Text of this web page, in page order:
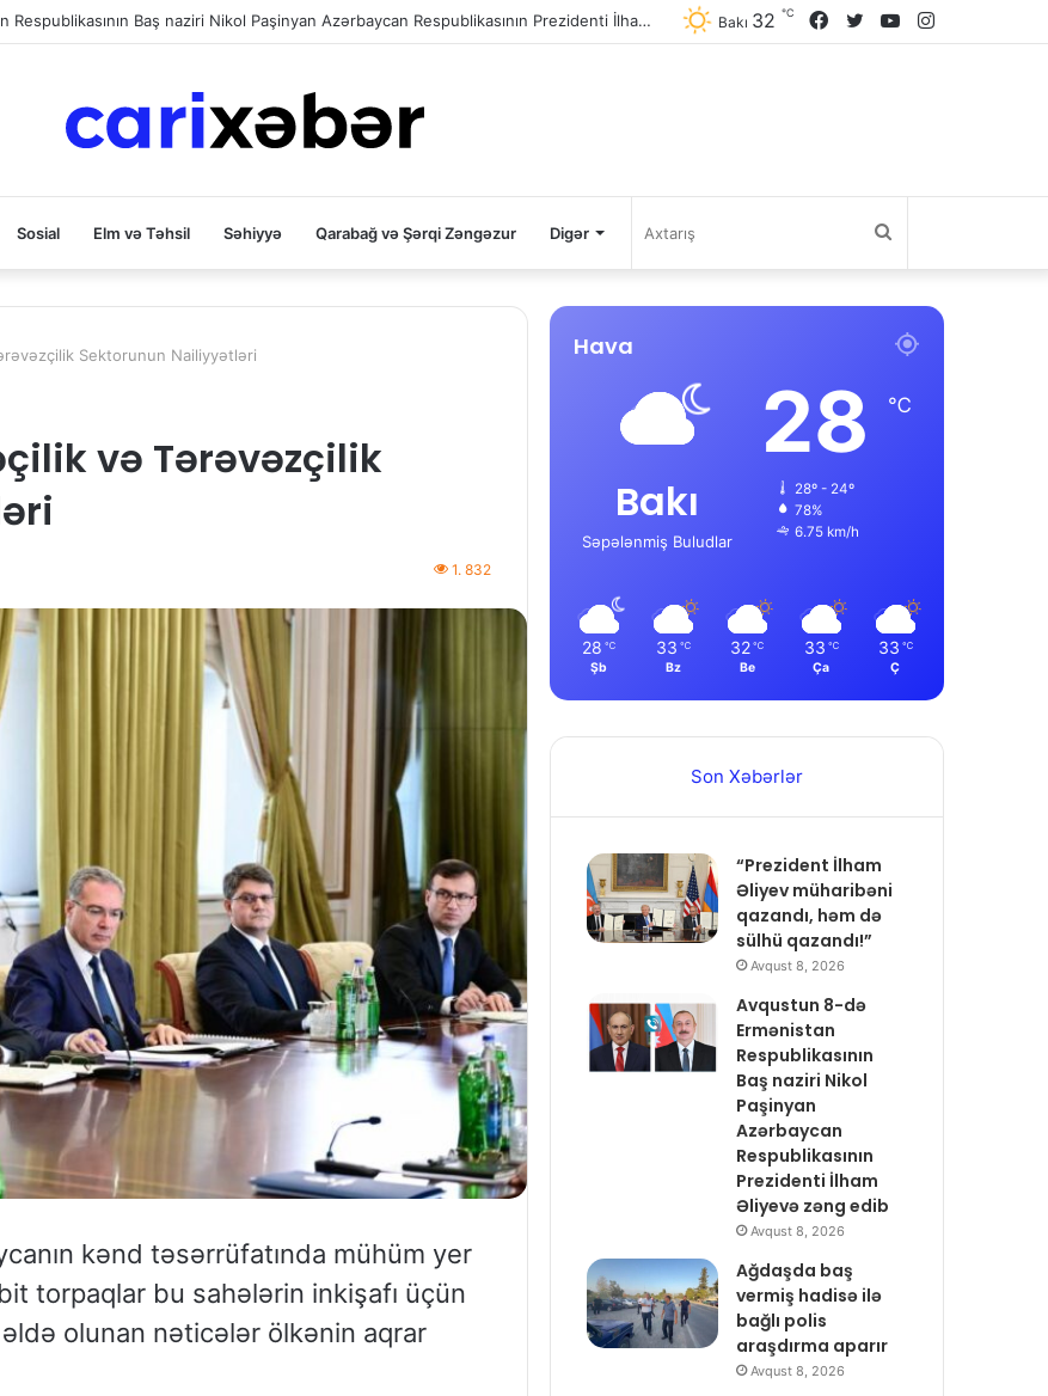
Avqustun 8-də Ermənistan Respublikasının Baş naziri Nikol Paşinyan Azərbaycan Respublikasının Prezidenti İlham Əliyevə zəng edib YouTube
Twitter
Facebook
Bakı 32 ℃
Sosial Elm və Təhsil Səhiyyə Qarabağ və Şərqi Zəngəzur Digər Axtarış
Sektorunun Nailiyyətləri
və Tərəvəzçilik
1. 832
kənd təsərrüfatında mühüm yer
torpaqlar bu sahələrin inkişafı üçün
olunan nəticələr ölkənin aqrar
Hava
Bakı
Səpələnmiş Buludlar
28 ℃
28º - 24º
78%
6.75 km/h
28 ℃
Şb
33 ℃
Bz
32 ℃
Be
33 ℃
Ça
33 ℃
Ç
Son Xəbərlər
“Prezident İlham
Əliyev müharibəni
qazandı, həm də
sülhü qazandı!”
Avqust 8, 2026
Avqustun 8-də
Ermənistan
Respublikasının
Baş naziri Nikol
Paşinyan
Azərbaycan
Respublikasının
Prezidenti İlham
Əliyevə zəng edib
Avqust 8, 2026
Ağdaşda baş
vermiş hadisə ilə
bağlı polis
araşdırma aparır
Avqust 8, 2026